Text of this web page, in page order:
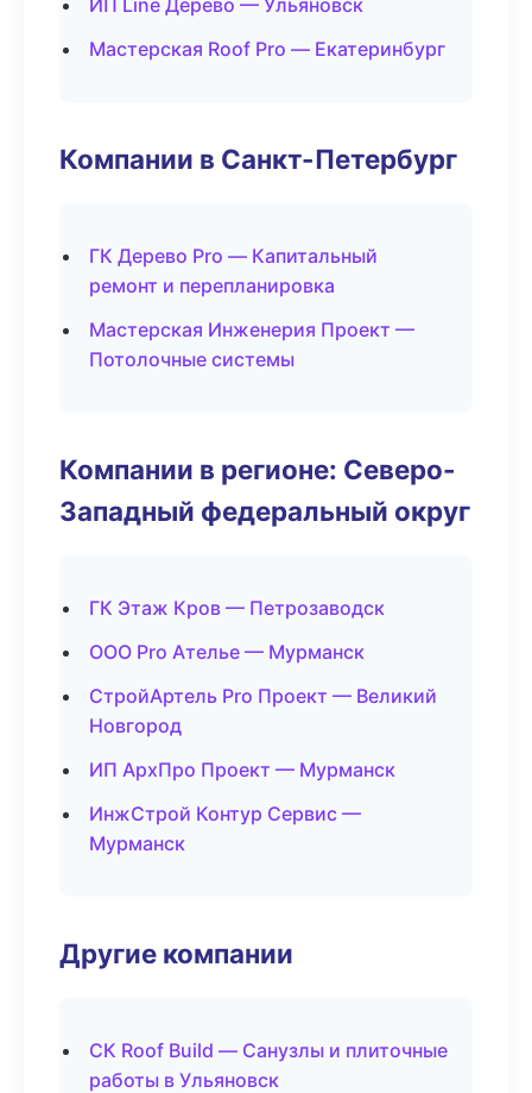
ИП Line Дерево — Ульяновск
Мастерская Roof Pro — Екатеринбург
Компании в Санкт-Петербург
ГК Дерево Pro — Капитальный
ремонт и перепланировка
Мастерская Инженерия Проект —
Потолочные системы
Компании в регионе: Северо-
Западный федеральный округ
ГК Этаж Кров — Петрозаводск
ООО Pro Ателье — Мурманск
СтройАртель Pro Проект — Великий
Новгород
ИП АрхПро Проект — Мурманск
ИнжСтрой Контур Сервис —
Мурманск
Другие компании
СК Roof Build — Санузлы и плиточные
работы в Ульяновск